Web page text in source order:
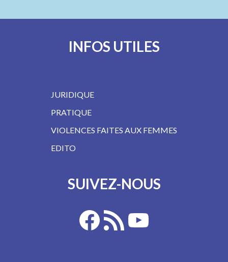
INFOS UTILES
JURIDIQUE
PRATIQUE
VIOLENCES FAITES AUX FEMMES
EDITO
SUIVEZ-NOUS